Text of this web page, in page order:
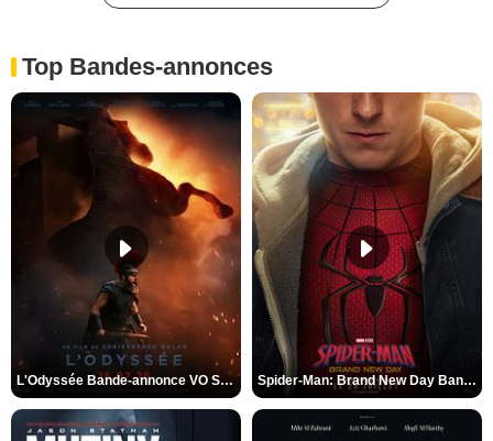
Top Bandes-annonces
L'Odyssée Bande-annonce VO STFR Spider-Man: Brand New Day Bande-annonce VO STFR